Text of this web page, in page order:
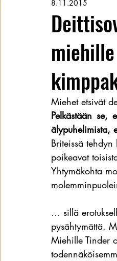
Supermallimainen pimu
Kansallisarkisto Aina
8.11.2015
Miehet etsivät
Pelkästään se,
älypuhelimista,
Briteissä
poikeavat
Yhtymäkohta
… sillä
pysähtymättä.
Miehille Tinder